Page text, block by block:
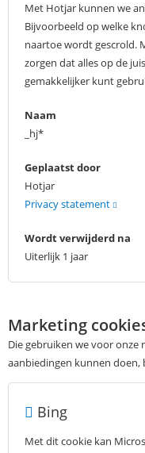
Met Hotjar kunnen we
Bijvoorbeeld op welke
naartoe wordt gescrold.
zorgen dat alles op de
gemakkelijker kunt
Naam
_hj*
Geplaatst door
Hotjar
Privacy statement
Wordt verwijderd na
Uiterlijk 1 jaar
Marketing
Die gebruiken we voor onze
aanbiedingen kunnen
Bing
Met dit cookie kan